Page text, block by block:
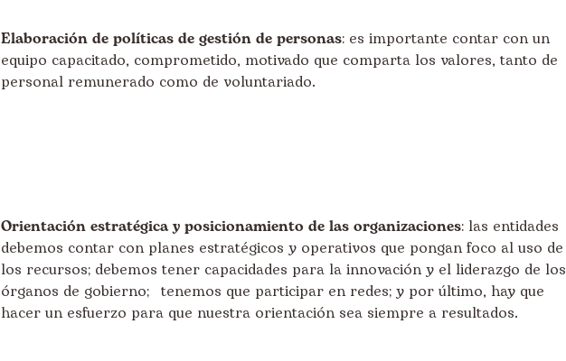
Elaboración de políticas de gestión de personas: es importante contar con un
equipo capacitado, comprometido, motivado que comparta los valores, tanto de
personal remunerado como de voluntariado.
Orientación estratégica y posicionamiento de las organizaciones: las entidades
debemos contar con planes estratégicos y operativos que pongan foco al uso de
los recursos; debemos tener capacidades para la innovación y el liderazgo de los
órganos de gobierno; tenemos que participar en redes; y por último, hay que
hacer un esfuerzo para que nuestra orientación sea siempre a resultados.